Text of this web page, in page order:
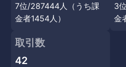
7位/287444人（うち課
金者1454人）
3
金
取引数
42